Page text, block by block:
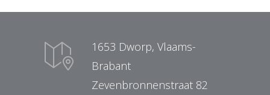
1653 Dworp, Vlaams-
Brabant
Zevenbronnenstraat 82